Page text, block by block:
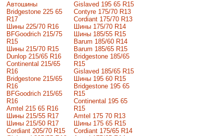
Автошины
Bridgestone 225 65
R17
Шины 225/70 R16
BFGoodrich 215/75
R15
Шины 215/70 R15
Dunlop 215/65 R16
Continental 215/65
R16
Bridgestone 215/65
R16
BFGoodrich 215/65
R16
Amtel 215 65 R16
Шины 215/55 R17
Шины 215/50 R17
Сordiant 205/70 R15
Gislaved 195 65 R15
Contyre 175/70 R13
Cordiant 175/70 R13
Шины 175/70 R14
Шины 185/55 R15
Barum 185/60 R14
Barum 185/65 R15
Bridgestone 185/65
R15
Gislaved 185/65 R15
Шины 195 60 R15
Bridgestone 195 65
R15
Continental 195 65
R15
Amtel 175 70 R13
Шины 175 65 R15
Cordiant 175/65 R14